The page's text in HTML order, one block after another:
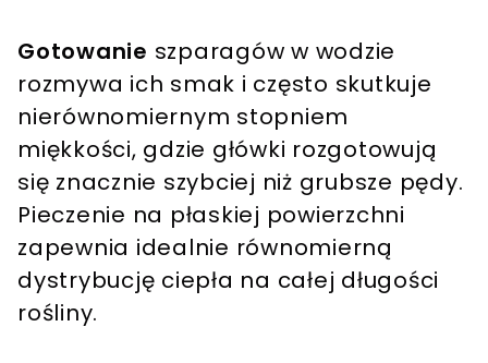
Gotowanie szparagów w wodzie
rozmywa ich smak i często skutkuje
nierównomiernym stopniem
miękkości, gdzie główki rozgotowują
się znacznie szybciej niż grubsze pędy.
Pieczenie na płaskiej powierzchni
zapewnia idealnie równomierną
dystrybucję ciepła na całej długości
rośliny.